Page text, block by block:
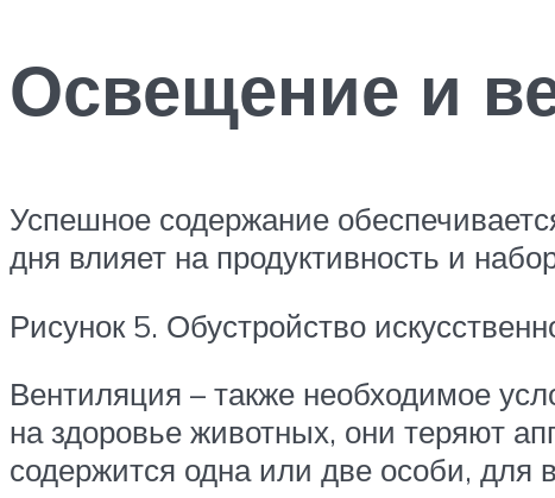
Освещение и
Успешное содержание
дня влияет на продуктивность и
Рисунок 5. Обустройство
Вентиляция – также необходимое
на здоровье животных, они теряют
содержится одна или две особи, для